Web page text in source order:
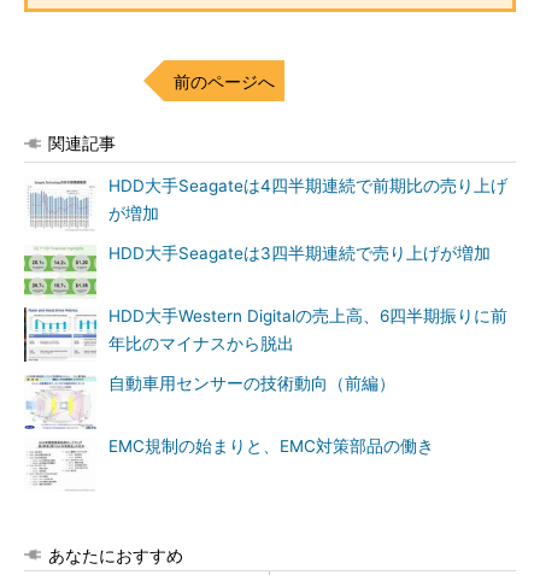
前のページへ
関連記事
HDD大手Seagateは4四半期連続で前期比の売り上げ
が増加
HDD大手Seagateは3四半期連続で売り上げが増加
HDD大手Western Digitalの売上高、6四半期振りに前
年比のマイナスから脱出
自動車用センサーの技術動向（前編）
EMC規制の始まりと、EMC対策部品の働き
あなたにおすすめ